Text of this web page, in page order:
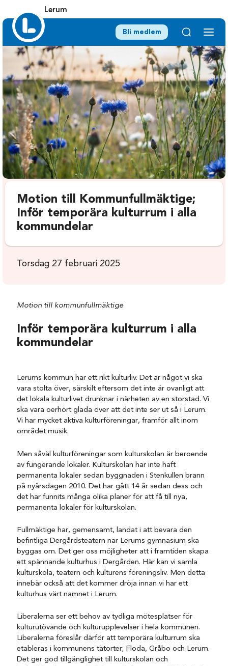
Lerum
Bli medlem
Motion till Kommunfullmäktige;
Inför temporära kulturrum i alla
kommundelar
Torsdag 27 februari 2025
Motion till kommunfullmäktige
Inför temporära kulturrum i alla
kommundelar
Lerums kommun har ett rikt kulturliv. Det är något vi ska
vara stolta över, särskilt eftersom detinte är ovanligt att
det lokala kulturlivet drunknar i närheten av en storstad. Vi
ska vara oerhörtglada över att det inte ser ut så i Lerum.
Vi har mycket aktiva kulturföreningar, framför alltinom
området musik.
Men såväl kulturföreningar som kulturskolan är beroende
av fungerande lokaler. Kulturskolan har inte haft
permanenta lokaler sedan byggnaden i Stenkullen brann
på nyårsdagen 2010. Det har gått 14 år sedan dess och
det har funnits många olika planer för att få till
nya,
permanenta lokaler för kulturskolan.
Fullmäktige har, gemensamt, landat i att bevara den
befintliga Dergårdsteatern när Lerumsgymnasium ska
byggas om. Det ger oss möjligheter att i framtiden skapa
ett spännande kulturhus i Dergården. Här kan vi samla
kulturskola, teatern och kulturens föreningsliv. Mendetta
innebär också att det kommer dröja innan vi har ett
kulturhus värt namnet i Lerum.
Liberalerna ser ett behov av tydliga mötesplatser för
kulturutövande och kulturupplevelser ihela kommunen.
Liberalerna föreslår därför att temporära kulturrum ska
etableras ikommunens tätorter; Floda, Gråbo och Lerum.
Det ger god tillgänglighet till kulturskolan och